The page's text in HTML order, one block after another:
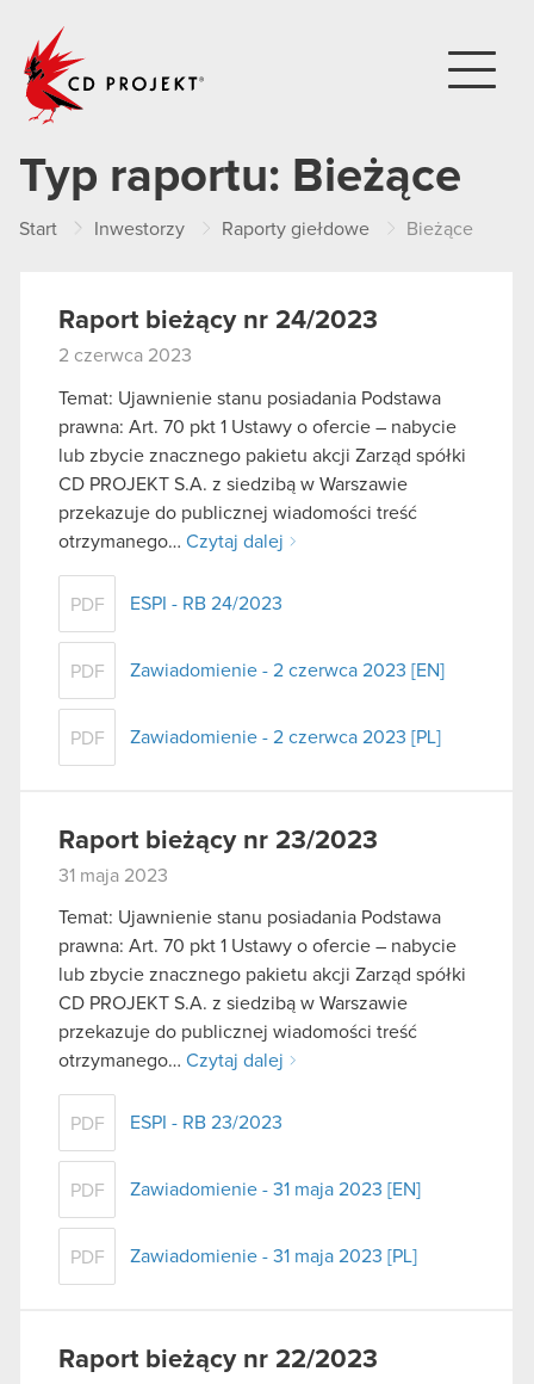
Typ raportu: Bieżące
Start Inwestorzy Raporty giełdowe Bieżące
Raport bieżący nr 24/2023
2 czerwca 2023
Temat: Ujawnienie stanu posiadania Podstawa
prawna: Art. 70 pkt 1 Ustawy o ofercie – nabycie
lub zbycie znacznego pakietu akcji Zarząd spółki
CD PROJEKT S.A. z siedzibą w Warszawie
przekazuje do publicznej wiadomości treść
otrzymanego… Czytaj dalej
PDF ESPI - RB 24/2023
PDF Zawiadomienie - 2 czerwca 2023 [EN]
PDF Zawiadomienie - 2 czerwca 2023 [PL]
Raport bieżący nr 23/2023
31 maja 2023
Temat: Ujawnienie stanu posiadania Podstawa
prawna: Art. 70 pkt 1 Ustawy o ofercie – nabycie
lub zbycie znacznego pakietu akcji Zarząd spółki
CD PROJEKT S.A. z siedzibą w Warszawie
przekazuje do publicznej wiadomości treść
otrzymanego… Czytaj dalej
PDF ESPI - RB 23/2023
PDF Zawiadomienie - 31 maja 2023 [EN]
PDF Zawiadomienie - 31 maja 2023 [PL]
Raport bieżący nr 22/2023